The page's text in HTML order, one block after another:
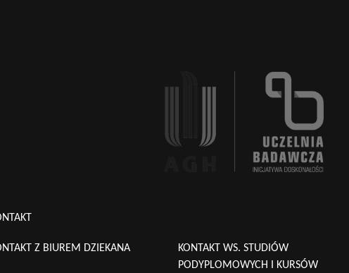
Z BIUREM DZIEKANA
KONTAKT WS. STUDIÓW
PODYPLOMOWYCH I KURSÓW